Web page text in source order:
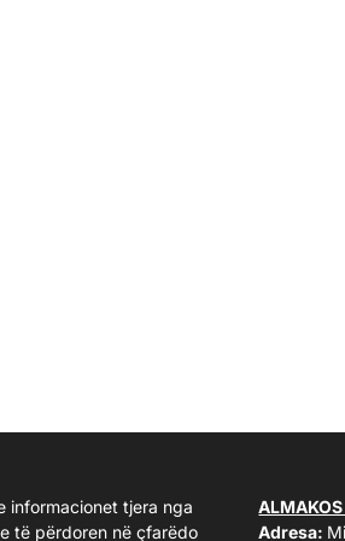
informacionet tjera nga
të përdoren në çfarëdo
Adresa: